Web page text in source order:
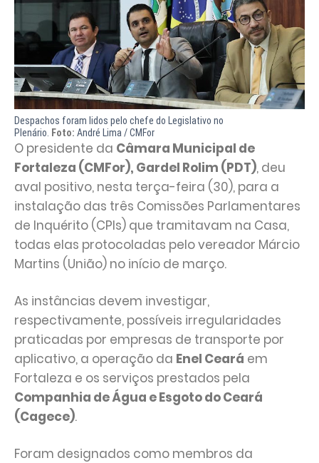
Despachos foram lidos pelo chefe do Legislativo no
Plenário. Foto: André Lima / CMFor
O presidente da Câmara Municipal de
Fortaleza (CMFor), Gardel Rolim (PDT), deu
aval positivo, nesta terça-feira (30), para a
instalação das três Comissões Parlamentares
de Inquérito (CPIs) que tramitavam na Casa,
todas elas protocoladas pelo vereador Márcio
Martins (União) no início de março.
As instâncias devem investigar,
respectivamente, possíveis irregularidades
praticadas por empresas de transporte por
aplicativo, a operação da Enel Ceará em
Fortaleza e os serviços prestados pela
Companhia de Água e Esgoto do Ceará
(Cagece).
Foram designados como membros da